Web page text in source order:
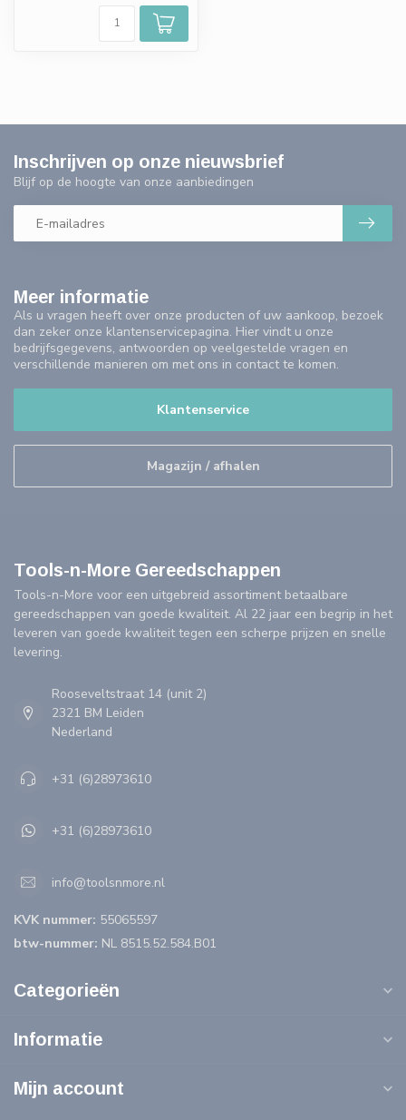
Meer informatie
Als u vragen heeft over onze producten of uw aankoop, bezoek
dan zeker onze klantenservicepagina. Hier vindt u onze
bedrijfsgegevens, antwoorden op veelgestelde vragen en
verschillende manieren om met ons in contact te komen.
Klantenservice
Magazijn / afhalen
Inschrijven op onze nieuwsbrief
Blijf op de hoogte van onze aanbiedingen
Tools-n-More Gereedschappen
Tools-n-More voor een uitgebreid assortiment betaalbare
gereedschappen van goede kwaliteit. Al 22 jaar een begrip in het
leveren van goede kwaliteit tegen een scherpe prijzen en snelle
levering.
Rooseveltstraat 14 (unit 2)
2321 BM Leiden
Nederland
+31 (6)28973610
+31 (6)28973610
info@toolsnmore.nl
KVK nummer: 55065597
btw-nummer: NL 8515.52.584.B01
Categorieën
Informatie
Mijn account